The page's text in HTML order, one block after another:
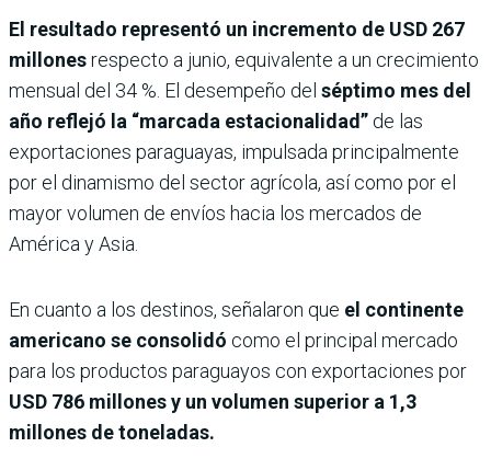
El resultado representó un incremento de USD 267
millonesrespecto a junio, equivalente a un crecimiento
mensual del 34 %. El desempeño del séptimo mes del
año reflejó la “marcada estacionalidad” de las
exportaciones paraguayas, impulsada principalmente
por el dinamismo del sector agrícola, así como por el
mayor volumen de envíos hacia los mercados de
América y Asia.
En cuanto a los destinos, señalaron que el continente
americano se consolidó como el principal mercado
para los productos paraguayos con exportaciones por
USD 786 millones y un volumen superior a 1,3
millones de toneladas.